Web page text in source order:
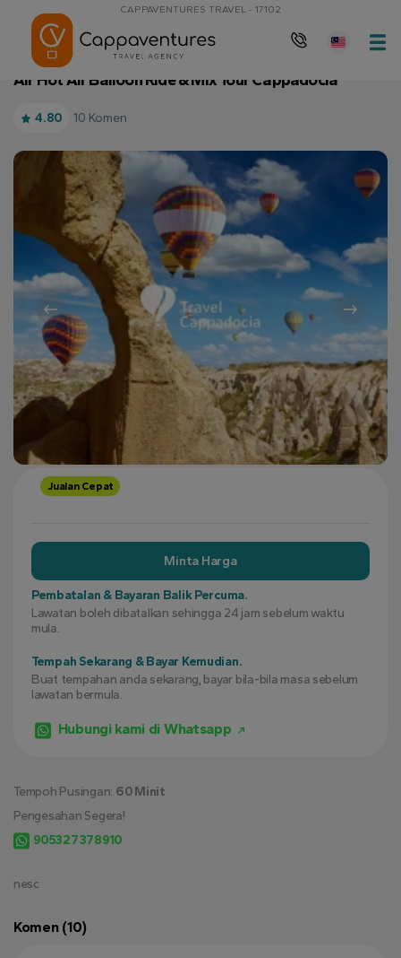
CAPPAVENTURES TRAVEL - 17102
Muka surat utama
nesc
Komen (10)
Air Hot Air Balloon Ride & Mix Tour Cappadocia
4.80 10 Komen
Jualan Cepat
Minta Harga
Pembatalan & Bayaran Balik Percuma.
Lawatan boleh dibatalkan sehingga 24 jam sebelum waktu
mula.
Tempah Sekarang & Bayar Kemudian.
Buat tempahan anda sekarang, bayar bila-bila masa sebelum
lawatan bermula.
Hubungi kami di Whatsapp
Tempoh Pusingan: 60 Minit
Pengesahan Segera!
905327378910